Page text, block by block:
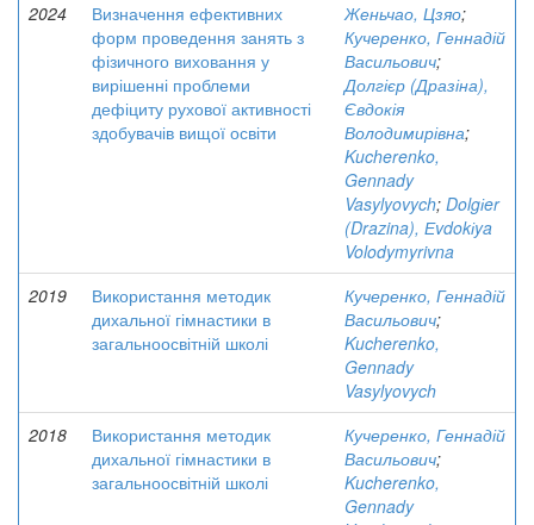
2024
Визначення ефективних
форм проведення занять з
фізичного виховання у
вирішенні проблеми
дефіциту рухової активності
здобувачів вищої освіти
Женьчао, Цзяо;
Кучеренко, Геннадій
Васильович;
Долгієр (Дразіна),
Євдокія
Володимирівна;
Kucherenko,
Gennady
Vasylyovych; Dolgіer
(Drazina), Еvdokіya
Volodymyrivna
2019
Використання методик
дихальної гімнастики в
загальноосвітній школі
Кучеренко, Геннадій
Васильович;
Kucherenko,
Gennady
Vasylyovych
2018
Використання методик
дихальної гімнастики в
загальноосвітній школі
Кучеренко, Геннадій
Васильович;
Kucherenko,
Gennady